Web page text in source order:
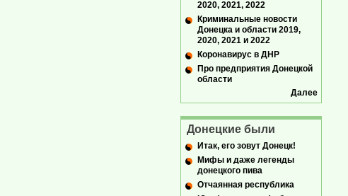
2020, 2021, 2022
Криминальные новости
Донецка и области 2019,
2020, 2021 и 2022
Коронавирус в ДНР
Про предприятия Донецкой
области
Далее
Донецкие были
Итак, его зовут Донецк!
Мифы и даже легенды
донецкого пива
Отчаянная республика